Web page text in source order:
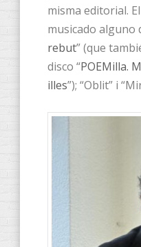
misma editorial.
musicado alguno
rebut” (que
disco “POEMilla.
illes”); “Oblit” i